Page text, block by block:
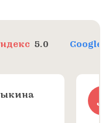
5.0 Google
Л